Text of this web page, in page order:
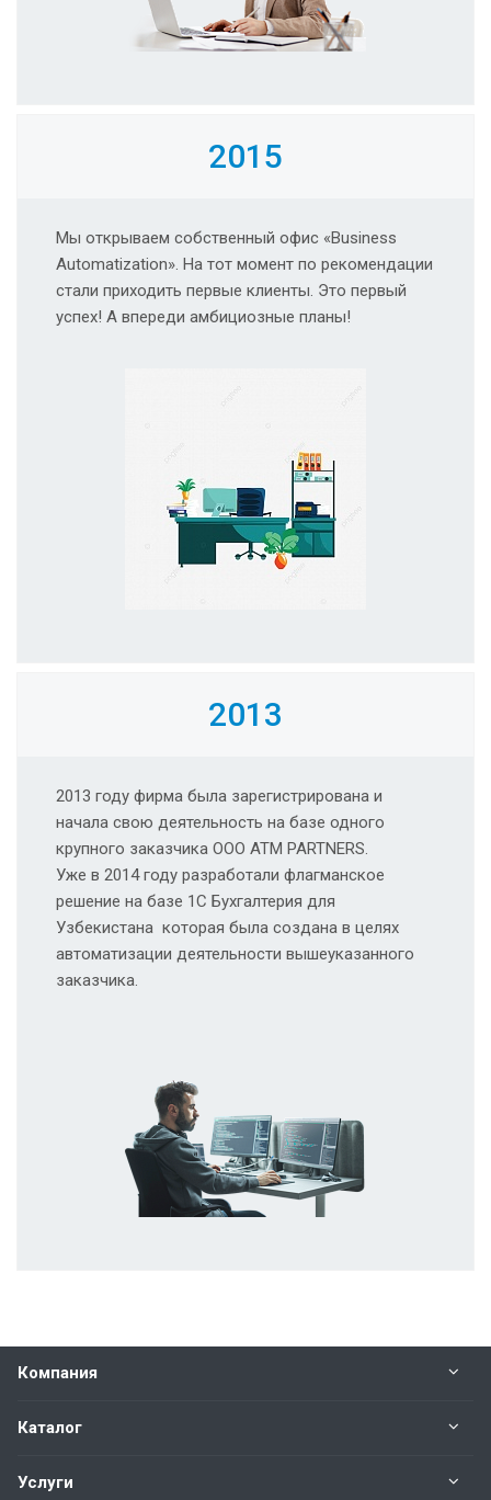
2015
Мы открываем собственный офис «Business
Automatization». На тот момент по рекомендации
стали приходить первые клиенты. Это первый
успех! А впереди амбициозные планы!
2013
2013 году фирма была зарегистрирована и
начала свою деятельность на базе одного
крупного заказчика ООО ATM PARTNERS.
Уже в 2014 году разработали флагманское
решение на базе 1С Бухгалтерия для
Узбекистана которая была создана в целях
автоматизации деятельности вышеуказанного
заказчика.
Компания
Каталог
Услуги